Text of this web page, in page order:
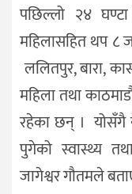
पछिल्लो २४
महिलासहित थप ८
ललितपुर, बारा,
महिला तथा
रहेका छन् । योसँगै
पुगेको स्वास्थ्य
जागेश्वर गौतमले